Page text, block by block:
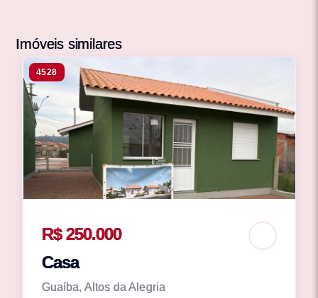
Imóveis similares
4528
R$ 250.000
Casa
Guaíba, Altos da Alegria